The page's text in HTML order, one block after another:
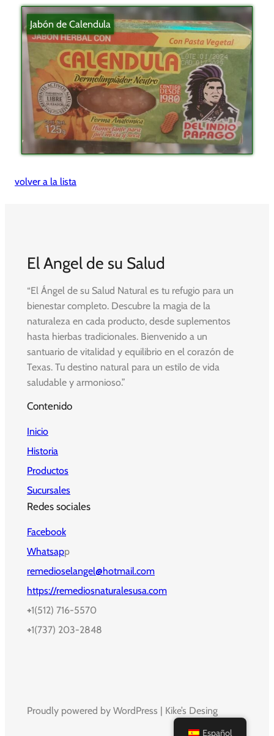
Jabón de Calendula
volver a la lista
El Angel de su Salud
“El Ángel de su Salud Natural es tu refugio para un
bienestar completo. Descubre la magia de la
naturaleza en cada producto, desde suplementos
hasta hierbas tradicionales. Bienvenido a un
santuario de vitalidad y equilibrio en el corazón de
Texas. Tu destino natural para un estilo de vida
saludable y armonioso.”
Contenido
Inicio
Historia
Productos
Sucursales
Redes sociales
Facebook
Whatsapp
remedioselangel@hotmail.com
https://remediosnaturalesusa.com
+1(512) 716-5570
+1(737) 203-2848
Proudly powered by WordPress | Kike’s Desing
Español